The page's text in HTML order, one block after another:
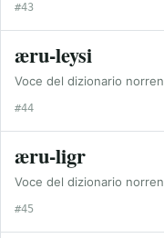
#43
æru-leysi
Voce del dizionario
#44
æru-ligr
Voce del dizionario
#45